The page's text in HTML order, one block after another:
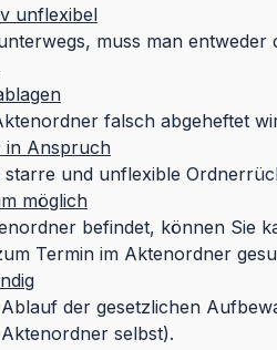
unflexibel
muss man
falsch abgeheftet
in Anspruch
und unflexible
möglich
befindet, können Sie
Termin im Aktenordner
der gesetzlichen
selbst).